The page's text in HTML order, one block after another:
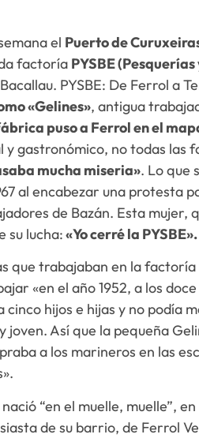
el Puerto de
factoría PYSBE
PYSBE: De Ferrol a
«Gelines», antigua
puso a Ferrol en el
y gastronómico, no todas las
mucha miseria». Lo que
al encabezar una protesta
de Bazán. Esta mujer,
su lucha:«Yo cerré la PYSBE».
que trabajaban en la
«en el año 1952, a los
cinco hijos e hijas y no podía
joven. Así que la pequeña
a los marineros en las
“en el muelle, muelle”,
de su barrio, de Ferrol